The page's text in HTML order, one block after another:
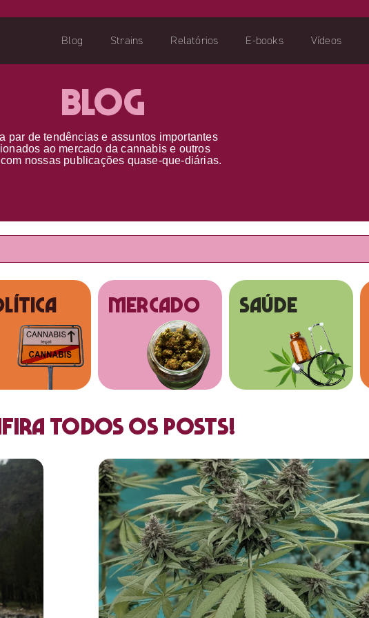
Blog Strains Relatórios E-books Vídeos
Blog
par detendências e assuntos importantes
ao mercado da cannabis e outros
com nossas publicações quase-que-diárias.
MERCADO SAÚDE
todos os posts!